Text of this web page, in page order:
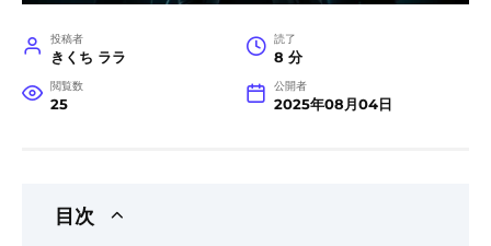
投稿者
きくち ララ
読了
8 分
閲覧数
25
公開者
2025年08月04日
目次